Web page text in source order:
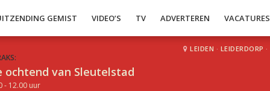
GEMIST VIDEO’S TV ADVERTEREN VACATURES
ochtend van Sleutelstad
- 12.00 uur
LEIDEN · LEIDERDORP ·